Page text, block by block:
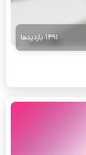
1491 بازدیدها